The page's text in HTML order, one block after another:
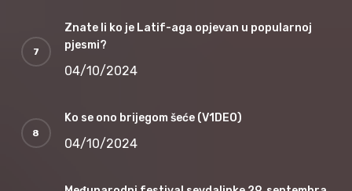
Znate li ko je Latif-aga opjevan u popularnoj
pjesmi?
04/10/2024
Ko se ono brijegom šeće (V1DEO)
04/10/2024